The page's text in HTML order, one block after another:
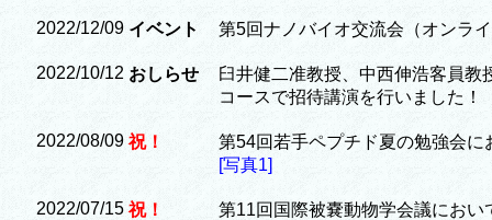
2022/12/09 イベント 第5回ナノバイオ交流会（オンラ
2022/10/12 おしらせ
臼井健二准教授、中西伸浩客員
コースで招待講演を行いました！
2022/08/09 祝！
第54回若手ペプチド夏の勉強会
[写真1]
2022/07/15 祝！
第11回国際被嚢動物学会議にお